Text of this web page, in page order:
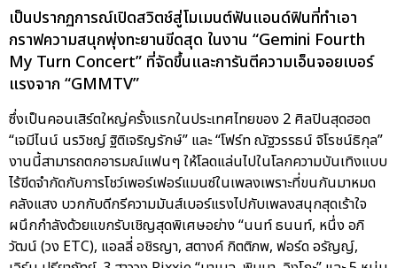
เป็นปรากฏการณ์เปิดสวิตช์สู่โมเมนต์ฟันแอนด์ฟินที่ทำเอา
กราฟความสนุกพุ่งทะยานขีดสุด ในงาน “Gemini Fourth
My Turn Concert” ที่จัดขึ้นและการันตีความเอ็นจอยเบอร์
แรงจาก “GMMTV”
ซึ่งเป็นคอนเสิร์ตใหญ่ครั้งแรกในประเทศไทยของ 2 ศิลปินสุดฮอต
“เจมีไนน์ นรวิชญ์ ฐิติเจริญรักษ์” และ “โฟร์ท ณัฐวรรธน์ จิโรชน์ธิกุล”
งานนี้สามารถตกอารมณ์แฟนๆ ให้โลดแล่นไปในโลกความบันเทิงแบบ
ไร้ขีดจำกัดกับการโชว์เพอร์เฟอร์แมนซ์ในเพลงเพราะที่ขนกันมาหมด
คลังแสง บวกกับดีกรีความมันส์เบอร์แรงไปกับเพลงสนุกสุดเร้าใจ
ผนึกกำลังด้วยแขกรับเชิญสุดพิเศษอย่าง “นนท์ ธนนท์, หนึ่ง อภิ
วัฒน์ (วง ETC), แอลลี่ อชิรญา, สตางค์ กิตติภพ, ฟอร์ด อรัญญ์,